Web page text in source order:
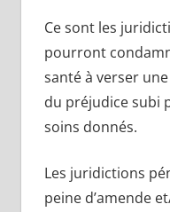
Ce sont les
pourront
santé à verser
du préjudice subi
soins donnés.
Les juridictions
peine d’amende